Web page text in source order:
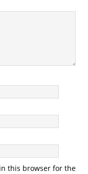
this browser for the